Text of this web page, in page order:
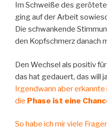
Im Schweiße des
ging auf der Arbeit
Die schwankende
den Kopfschmerz danach
Den Wechsel als positiv
das hat gedauert, das will
Irgendwann aber erkannte
die Phase ist eine
So habe ich mir viele